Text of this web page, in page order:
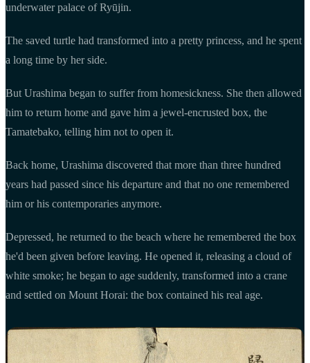
underwater palace of Ryūjin.
The saved turtle had transformed into a pretty princess, and he spent
a long time by her side.
But Urashima began to suffer from homesickness. She then allowed
him to return home and gave him a jewel-encrusted box, the
Tamatebako, telling him not to open it.
Back home, Urashima discovered that more than three hundred
years had passed since his departure and that no one remembered
him or his contemporaries anymore.
Depressed, he returned to the beach where he remembered the box
he'd been given before leaving. He opened it, releasing a cloud of
white smoke; he began to age suddenly, transformed into a crane
and settled on Mount Horai: the box contained his real age.